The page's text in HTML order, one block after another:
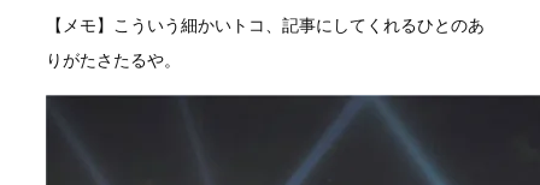
【メモ】こういう細かいトコ、記事にしてくれるひとのあ
りがたさたるや。